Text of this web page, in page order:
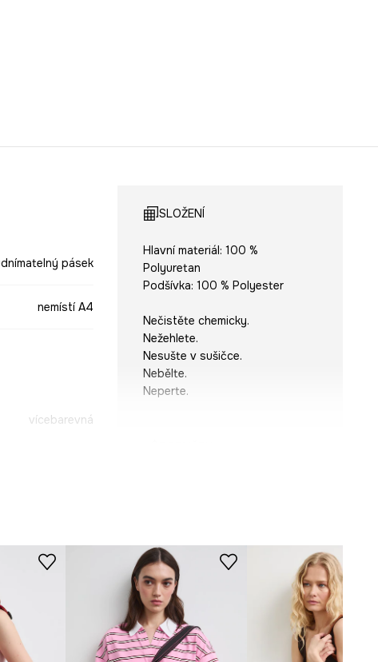
pásek
nemístí A4
vícebarevná
SLOŽENÍ
Hlavní materiál: 100 %
Polyuretan
Podšívka: 100 % Polyester
Nečistěte chemicky.
Nežehlete.
Nesušte v sušičce.
Nebělte.
Neperte.